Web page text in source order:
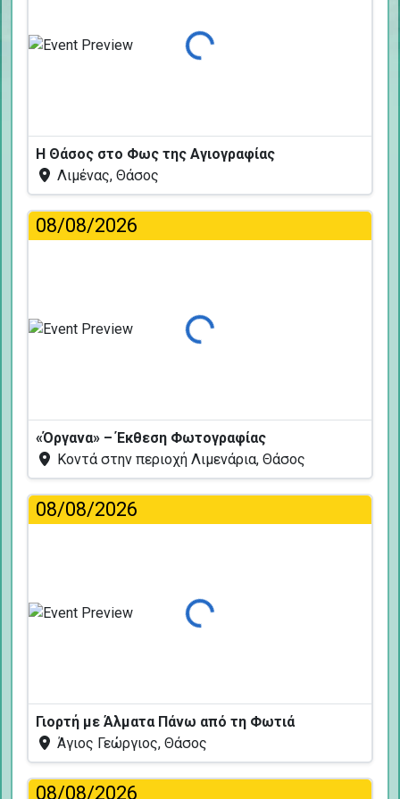
Φόρτωση...
Η Θάσος στο Φως της Αγιογραφίας
Λιμένας, Θάσος
08/08/2026
Φόρτωση...
«Όργανα» – Έκθεση Φωτογραφίας
Κοντά στην περιοχή Λιμενάρια, Θάσος
08/08/2026
Φόρτωση...
Γιορτή με Άλματα Πάνω από τη Φωτιά
Άγιος Γεώργιος, Θάσος
08/08/2026